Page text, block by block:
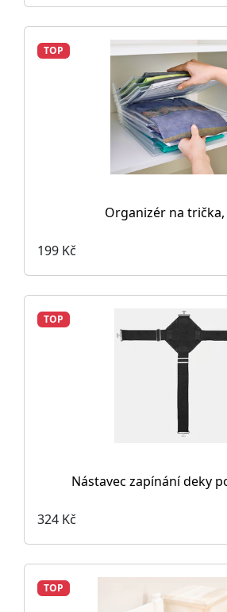
TOP
Organizér na trička,
199 Kč
TOP
Nástavec zapínání deky
324 Kč
TOP